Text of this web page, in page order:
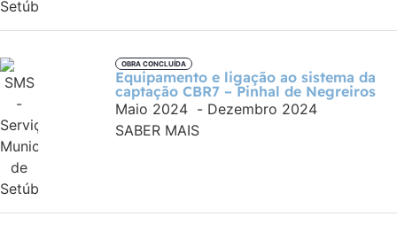
OBRA CONCLUÍDA
Equipamento e ligação ao sistema da
captação CBR7 – Pinhal de Negreiros
Maio 2024 - Dezembro 2024
SABER MAIS